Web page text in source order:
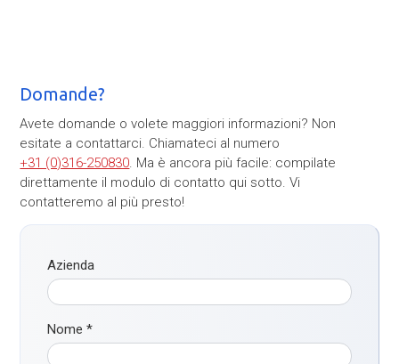
Domande?
Avete domande o volete maggiori informazioni? Non
esitate a contattarci. Chiamateci al numero
+31 (0)316-250830. Ma è ancora più facile: compilate
direttamente il modulo di contatto qui sotto. Vi
contatteremo al più presto!
Azienda
Nome*